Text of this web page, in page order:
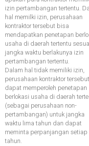
izin pertambangan tertentu.
hal memilki izin, perusahaan
kontraktor tersebut bisa
mendapatkan penetapan
usaha di daerah tertentu
jangka waktu berlakunya izin
pertambangan tertentu.
Dalam hal tidak memiliki izin,
perusahaan kontraktor tersebut
dapat memperoleh penetapan
berlokasi usaha di daerah
(sebagai perusahaan non-
pertambangan) untuk jangka
waktu lima tahun dan dapat
meminta perpanjangan
tahun.